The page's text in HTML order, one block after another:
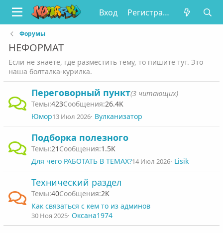
Вход Регистрация
Форумы
НЕФОРМАТ
Если не знаете, где разместить тему, то пишите тут. Это
наша болталка-курилка.
Переговорный пункт(3 читающих)
423
26.4K
Юмор13 Июл 2026 Вулканизатор
Подборка полезного
21
1.5K
Для чего РАБОТАТЬ В ТЕМАХ?14 Июл 2026 Lisik
Технический раздел
40
2K
Как связаться с кем то из админов
30 Ноя 2025 Оксана1974